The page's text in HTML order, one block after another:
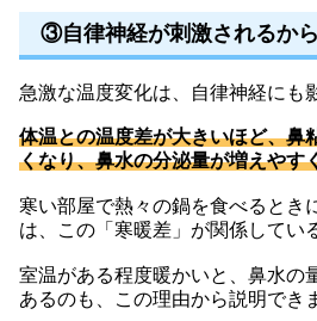
③自律神経が刺激されるから
急激な温度変化は、自律神経にも
体温との温度差が大きいほど、鼻
くなり、鼻水の分泌量が増えやす
寒い部屋で熱々の鍋を食べるとき
は、この「寒暖差」が関係してい
室温がある程度暖かいと、鼻水の
あるのも、この理由から説明でき